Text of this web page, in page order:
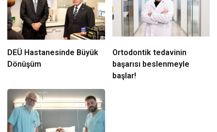
DEÜ Hastanesinde Büyük
Dönüşüm
Ortodontik tedavinin
başarısı beslenmeyle
başlar!